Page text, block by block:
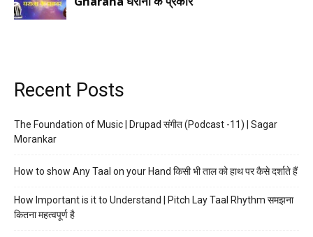
Recent Posts
The Foundation of Music | Drupad संगीत (Podcast -11) | Sagar
Morankar
How to show Any Taal on your Hand किसी भी ताल को हाथ पर कैसे दर्शाते हैं
How Important is it to Understand | Pitch Lay Taal Rhythm समझना
कितना महत्वपूर्ण है